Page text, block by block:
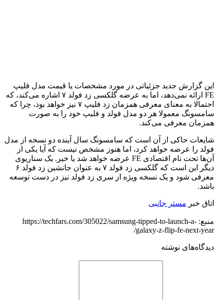
این گزارش جدید جزئیاتی در مورد مشخصات یا قیمت مدل فلیپ
FE ارائه نمی‌دهد، اما به عرضه گلکسی زد فولد ۷ اشاره می‌کند، که
احتمالا به معنای معرفی همزمان زد فلیپ ۷ نیز خواهد بود، چرا که
سامسونگ معمولا هر دو مدل فولد و فلیپ خود را به صورت
همزمان معرفی می‌کند.
شایعات حاکی از آن است که سامسونگ سال آینده دو نسخه از مدل
فولد را عرضه خواهد کرد، اما هنوز مشخص نیست که آیا یکی از
آن‌ها تحت نام اقتصادی FE عرضه خواهد شد یا خیر. یک سناریوی
دیگر این است که گلکسی زد فولد ۷ به عنوان جانشین زد فولد ۶
معرفی شود و یک نسخه ویژه از سری زد فولد نیز در دست توسعه
باشد.
اتاق خبر مستر جانبی
منبع: https://techfars.com/305022/samsung-tipped-to-launch-a-
galaxy-z-flip-fe-next-year/
دیدگاه‌های نوشته